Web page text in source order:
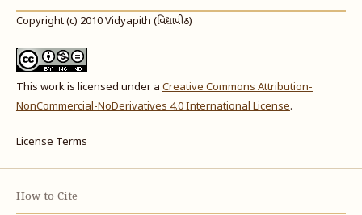
Copyright (c) 2010 Vidyapith (વિદ્યાપીઠ)
This work is licensed under a Creative Commons Attribution-
NonCommercial-NoDerivatives 4.0 International License.
License Terms
How to Cite